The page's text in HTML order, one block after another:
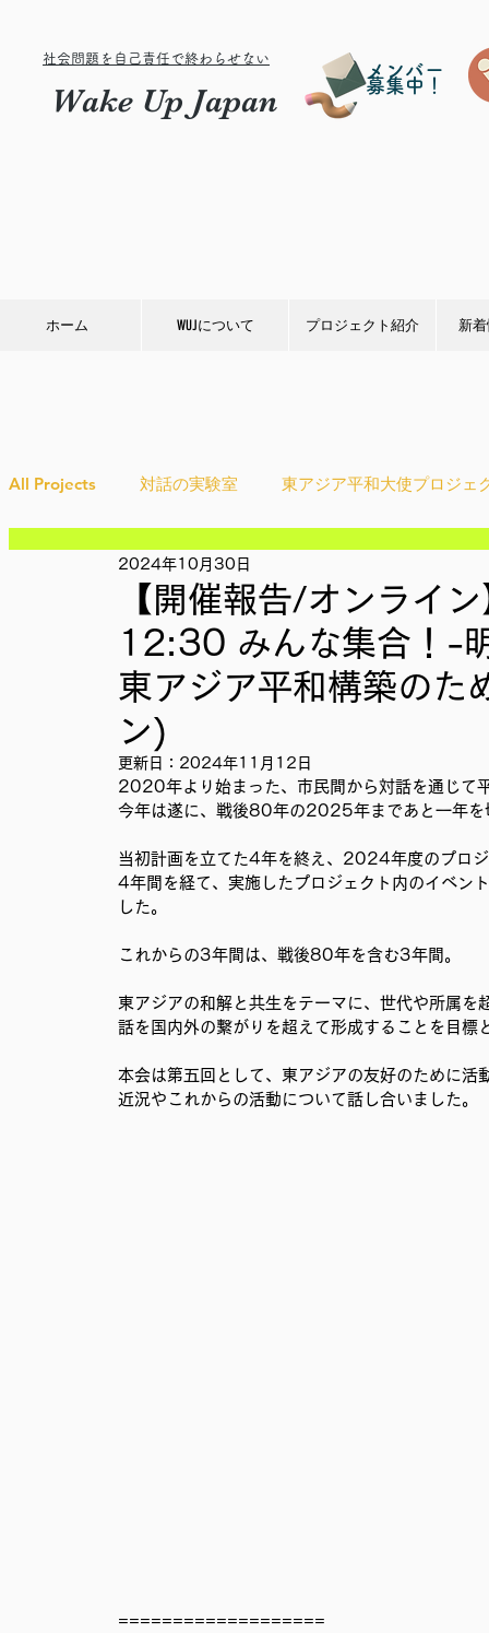
社会問題を自己責任で終わらせない
Wake Up Japan
メンバー
募集中！
ホーム WUJについて プロジェクト紹介 新
All Projects 対話の実験室 東アジア平和大使プロジェ
Ethical＆Sustainably
IMPACT Japan studytour YouthCan
かなさうちなー
移民難民と共に生きる社会を育むプロジェクト 事務
【開催報告/オンラ
12:30 みんな集合！-
東アジア平和構築のた
ン)
2024年10月30日
更新日： 2024年11月12日
2020年より始まった、市民間から対話を通じて
今年は遂に、戦後80年の2025年まであと一年を
当初計画を立てた4年を終え、2024年度のプロ
4年間を経て、実施したプロジェクト内のイベ
した。
これからの3年間は、戦後80年を含む3年間。
東アジアの和解と共生をテーマに、世代や所属
話を国内外の繋がりを超えて形成することを目標
本会は第五回として、東アジアの友好のために活
近況やこれからの活動について話し合いました。
===================